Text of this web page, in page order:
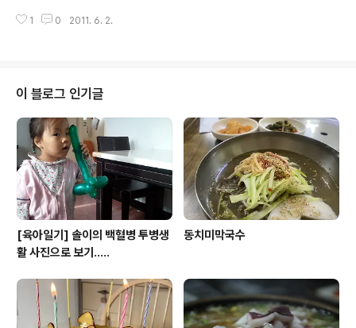
당 "여는놀이" 고사상 사회를 보고있는 고마리이장 덕천군
지씩 준비한 음식을 가지고 장승제를 지냈습니다. 장승제
도서관의 마음을 담아 "책 향기 가득한", "공주도서관" 정
말 아름답죠. 앞으로 공주도서관을 찾는 모든 사람들의 코
에서는 책 향기가 가득하실것입니다.
1 0 2011. 6. 2.
이 블로그 인기글
[육아일기] 솔이의 백혈병 투병생
활 사진으로 보기.....
동치미막국수